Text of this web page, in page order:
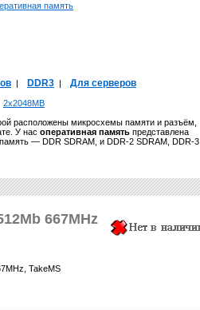
память
| DDR3 | Для серверов
2x2048MB
расположены микросхемы памяти и разъём,
У нас оперативная память представлена
— DDR SDRAM, и DDR-2 SDRAM, DDR-3
667MHz
TakeMS